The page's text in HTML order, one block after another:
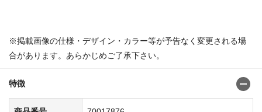
※掲載画像の仕様・デザイン・カラー等が予告なく変更される場
合があります。あらかじめご了承下さい。
特徴